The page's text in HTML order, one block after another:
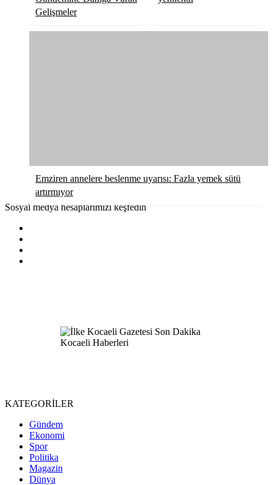
Gelişmeler
Emziren annelere beslenme uyarısı: Fazla yemek sütü
artırmıyor
Sosyal medya hesaplarımızı keşfedin
KATEGORİLER
Gündem
Ekonomi
Spor
Politika
Magazin
Dünya